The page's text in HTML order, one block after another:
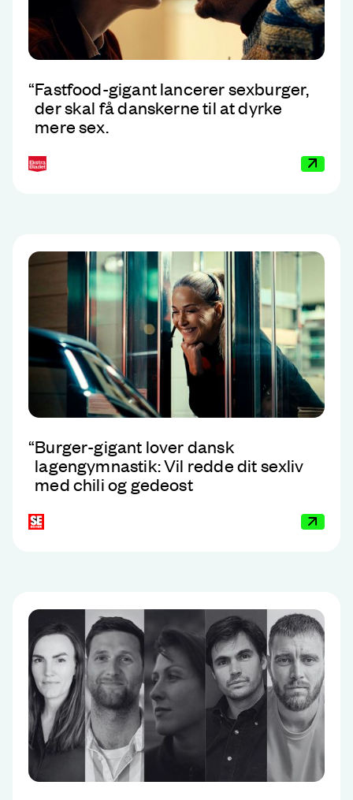
“Fastfood-gigant lancerer sexburger,
der skal få danskerne til at dyrke
mere sex.
“Burger-gigant lover dansk
lagengymnastik: Vil redde dit sexliv
med chili og gedeost